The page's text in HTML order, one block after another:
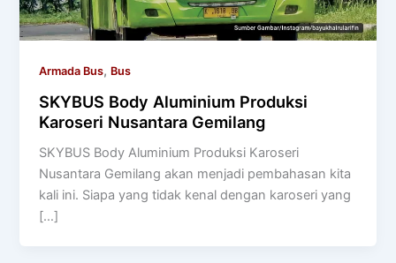
Armada Bus, Bus
SKYBUS Body Aluminium Produksi
Karoseri Nusantara Gemilang
SKYBUS Body Aluminium Produksi Karoseri
Nusantara Gemilang akan menjadi pembahasan kita
kali ini. Siapa yang tidak kenal dengan karoseri yang
[…]